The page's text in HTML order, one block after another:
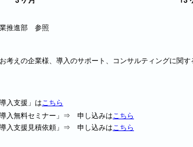
推進部 参照
考えの企業様、導入のサポート、コンサルティングに関
入支援」は こちら
入無料セミナー」⇒ 申し込みは こちら
入支援見積依頼」⇒ 申し込みは こちら